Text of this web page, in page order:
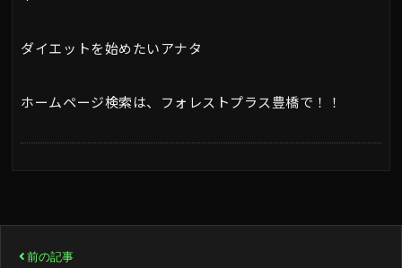
ダイエットを始めたいアナタ
ホームページ検索は、フォレストプラス豊橋で！！
前の記事